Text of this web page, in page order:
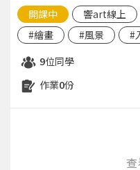
開課中 響art線上
#繪畫
#風景 #
9位同學
作業0份